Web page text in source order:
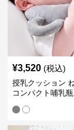
¥3,520 (税込)
授乳クッション
コンパクト哺乳